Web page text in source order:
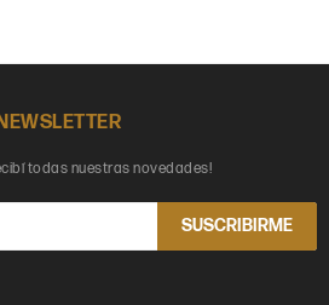
todas nuestras novedades!
SUSCRIBIRME